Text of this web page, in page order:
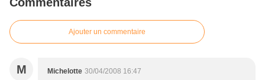
Ajouter un commentaire
M Michelotte 30/04/2008 16:47